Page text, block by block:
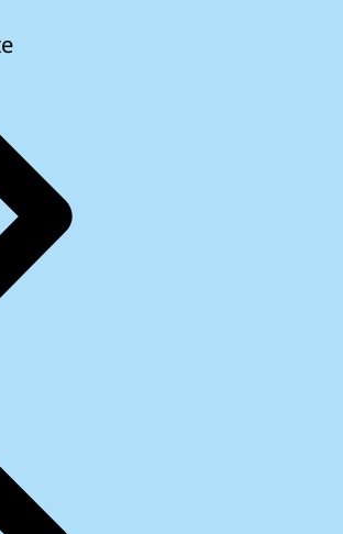
doelstelling van het
deel van het stabiliteits- en
behaald? (12-07-2018)